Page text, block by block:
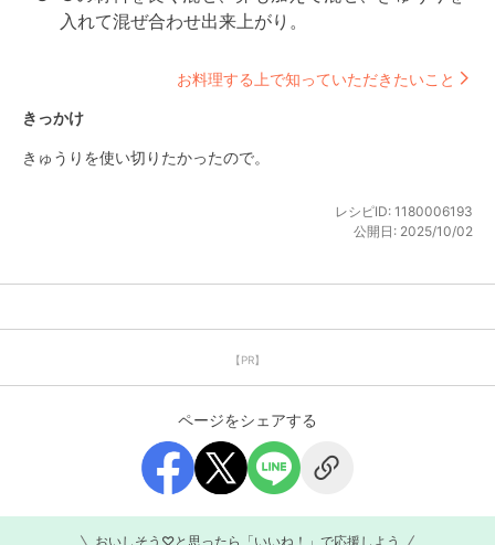
入れて混ぜ合わせ出来上がり。
お料理する上で知っていただきたいこと
きっかけ
きゅうりを使い切りたかったので。
レシピID: 1180006193
公開日: 2025/10/02
【PR】
ページをシェアする
おいしそう♡と思ったら「いいね！」で応援しよう